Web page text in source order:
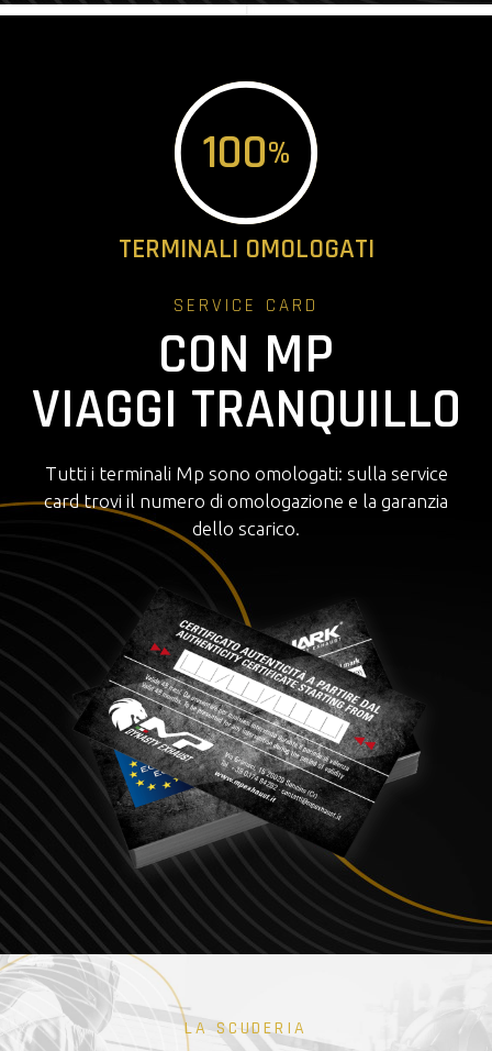
100%
TERMINALI OMOLOGATI
SERVICE CARD
CON MP
VIAGGI TRANQUILLO
Tutti i terminali Mp sono omologati: sulla service
card trovi il numero di omologazione e la garanzia
dello scarico.
LA SCUDERIA